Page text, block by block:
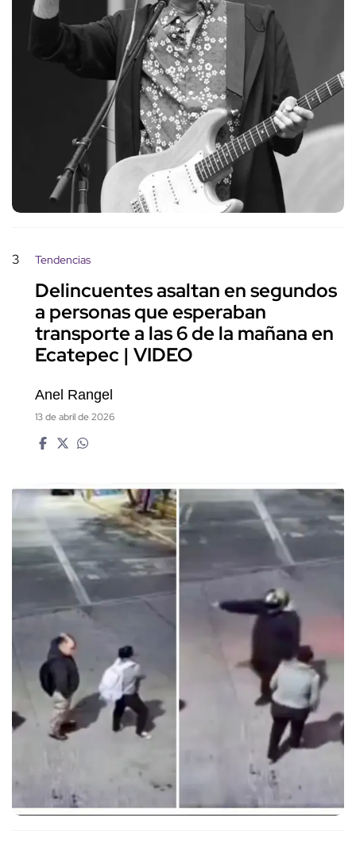
3 Tendencias
Delincuentes asaltan en segundos
a personas que esperaban
transporte a las 6 de la mañana en
Ecatepec | VIDEO
Anel Rangel
13 de abril de 2026